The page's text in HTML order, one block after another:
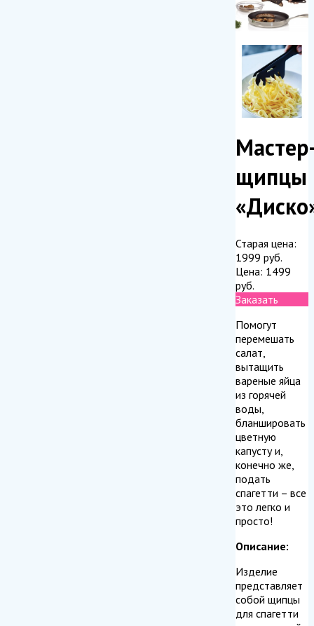
щипцы
Старая цена:
1999 руб.
Цена: 1499
руб.
Заказать
Помогут
перемешать
салат,
вытащить
вареные яйца
из горячей
воды,
бланшировать
цветную
капусту и,
конечно же,
подать
спагетти – все
это легко и
просто!
Описание:
Изделие
представляет
собой щипцы
для спагетти